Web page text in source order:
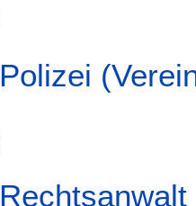
Polizei